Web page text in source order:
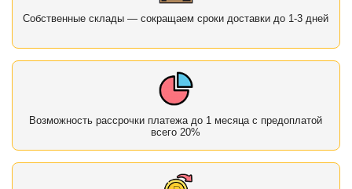
Собственные склады — сокращаем сроки доставки до 1-3 дней
Возможность рассрочки платежа до 1 месяца с предоплатой
всего 20%